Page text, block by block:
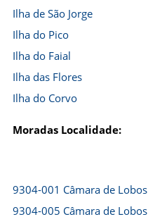
Ilha de São Jorge
Ilha do Pico
Ilha do Faial
Ilha das Flores
Ilha do Corvo
Moradas Localidade:
9304-001 Câmara de Lobos
9304-005 Câmara de Lobos